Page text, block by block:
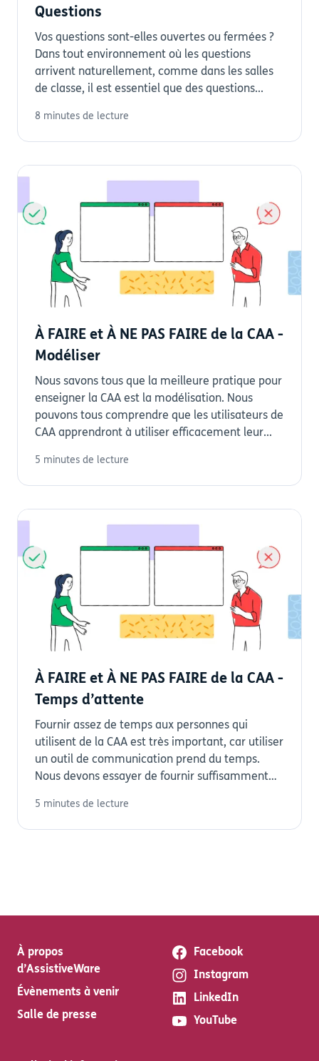
Questions
Vos questions sont-elles ouvertes ou fermées ?
Dans tout environnement où les questions
arrivent naturellement, comme dans les salles
de classe, il est essentiel que des questions...
8 minutes de lecture
À FAIRE et À NE PAS FAIRE de la CAA -
Modéliser
Nous savons tous que la meilleure pratique pour
enseigner la CAA est la modélisation. Nous
pouvons tous comprendre que les utilisateurs de
CAA apprendront à utiliser efficacement leur...
5 minutes de lecture
À FAIRE et À NE PAS FAIRE de la CAA -
Temps d’attente
Fournir assez de temps aux personnes qui
utilisent de la CAA est très important, car utiliser
un outil de communication prend du temps.
Nous devons essayer de fournir suffisamment
5 minutes de lecture
À propos
d’AssistiveWare
Évènements à venir
Salle de presse
Facebook
Instagram
LinkedIn
YouTube